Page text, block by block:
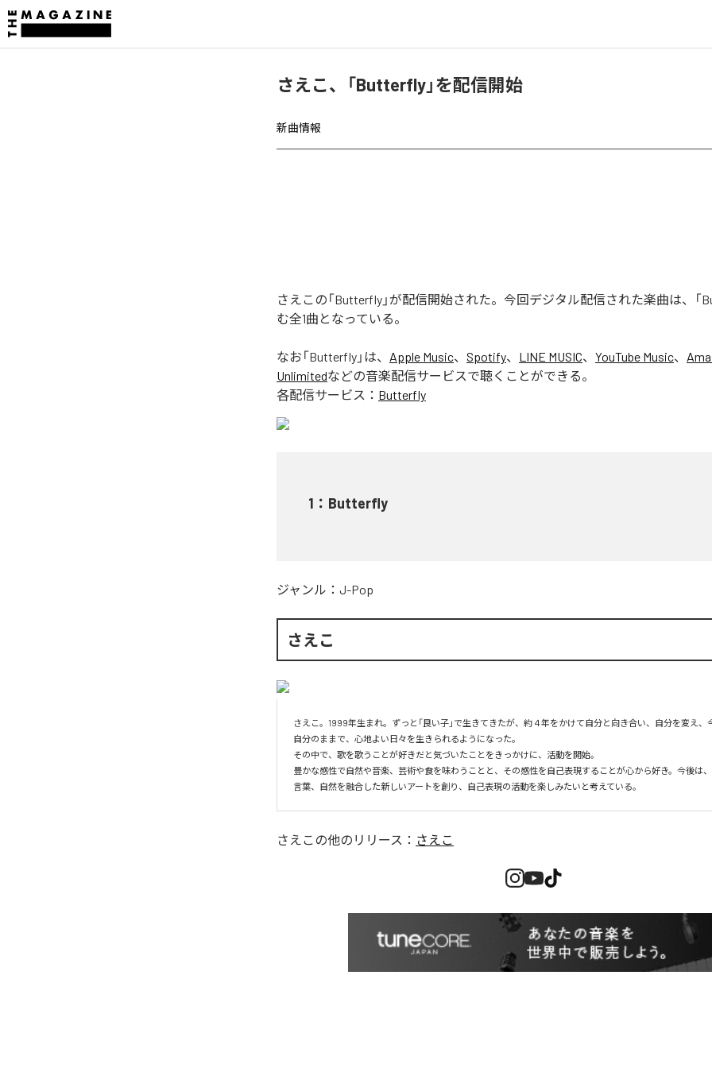
さえこ、「Butterfly」を配信開始
新曲情報
さえこの「Butterfly」が配信開始された。今回デジタル配信された楽曲は、「
む全1曲となっている。
なお「Butterfly 」は、 Apple Music、 Spotify、 LINE MUSIC、 YouTube Music、
Unlimitedなどの音楽配信サービスで聴くことができる。
各配信サービス： Butterfly
1 ： Butterfly
ジャンル： J-Pop
さえこ
さえこ。1999年生まれ。ずっと「良い子」で生きてきたが、約４年をかけて自分と向き合い、自分を変え、
自分のままで、心地よい日々を生きられるようになった。
その中で、歌を歌うことが好きだと気づいたことをきっかけに、活動を開始。
豊かな感性で自然や音楽、芸術や食を味わうことと、その感性を自己表現することが心から好き。今後は、
言葉、自然を融合した新しいアートを創り、自己表現の活動を楽しみたいと考えている。
さえこの他のリリース： さえこ